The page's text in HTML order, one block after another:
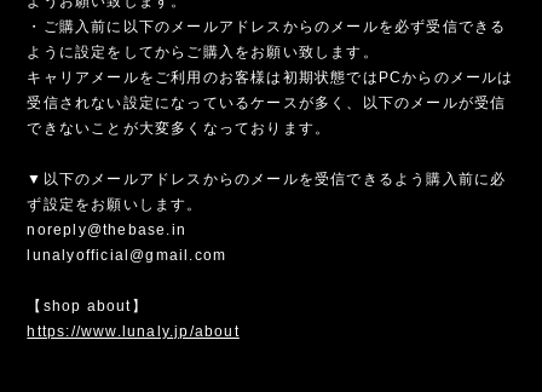
・ご購入前に以下のメールアドレスからのメールを必ず受信できる
ように設定をしてからご購入をお願い致します。
キャリアメールをご利用のお客様は初期状態ではPCからのメールは
受信されない設定になっているケースが多く、以下のメールが受信
できないことが大変多くなっております。
▼以下のメールアドレスからのメールを受信できるよう購入前に必
ず設定をお願いします。
noreply@thebase.in
lunalyofficial@gmail.com
【shop about】
https://www.lunaly.jp/about